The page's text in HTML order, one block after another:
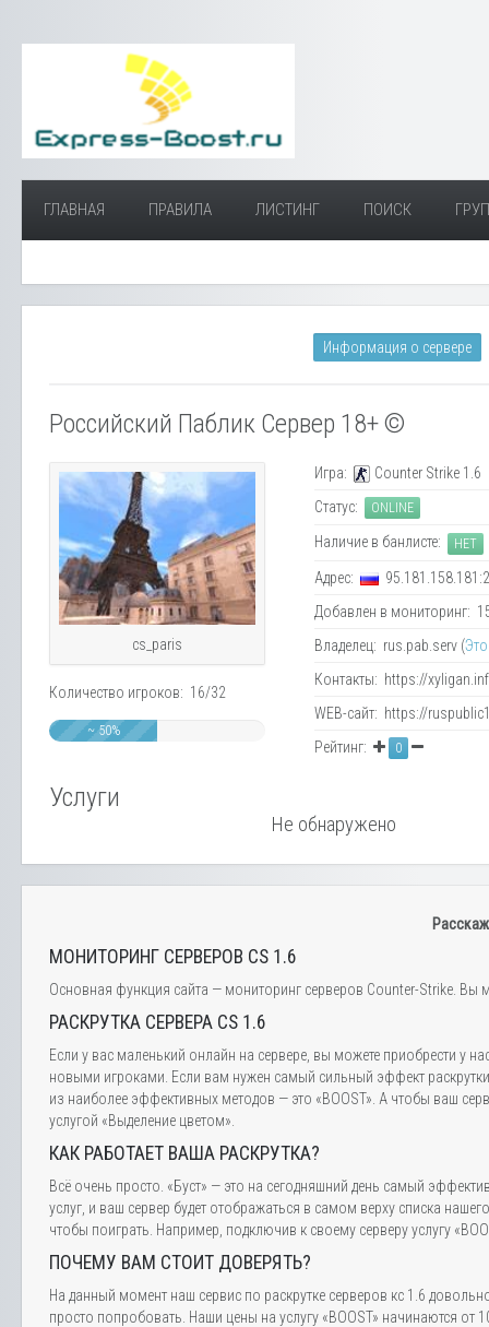
ГЛАВНАЯ ПРАВИЛА ЛИСТИНГ ПОИСК
Информация о сервере
Российский Паблик Сервер 18+ ©
cs_paris
Количество игроков: 16/32
~ 50%
Игра:
Counter Strike 1.6
Статус:
ONLINE
Наличие в банлисте: НЕТ
Адрес:
Добавлен в мониторинг:
Владелец: rus.pab.serv (
Контакты: https://
WEB-сайт: https://
Рейтинг:
0
Услуги
Не обнаружено
МОНИТОРИНГ СЕРВЕРОВ CS 1.6
Основная функция сайта — мониторинг серверов Counter-Strike. Вы
РАСКРУТКА СЕРВЕРА CS 1.6
Если у вас маленький онлайн на сервере, вы можете приобрести у
новыми игроками. Если вам нужен самый сильный эффект
из наиболее эффективных методов — это «BOOST». А чтобы ваш
услугой «Выделение цветом».
КАК РАБОТАЕТ ВАША РАСКРУТКА?
Всё очень просто. «Буст» — это на сегодняшний день самый
услуг, и ваш сервер будет отображаться в самом верху списка
чтобы поиграть. Например, подключив к своему серверу услугу
ПОЧЕМУ ВАМ СТОИТ ДОВЕРЯТЬ?
На данный момент наш сервис по раскрутке серверов кс 1.6
просто попробовать. Наши цены на услугу «BOOST» начинаются